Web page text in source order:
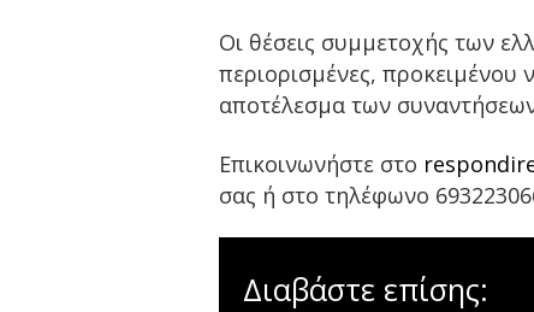
Οι θέσεις συμμετοχής των
περιορισμένες, προκειμένου
αποτέλεσμα των
Επικοινωνήστε στο
σας ή στο τηλέφωνο
Διαβάστε επίσης: